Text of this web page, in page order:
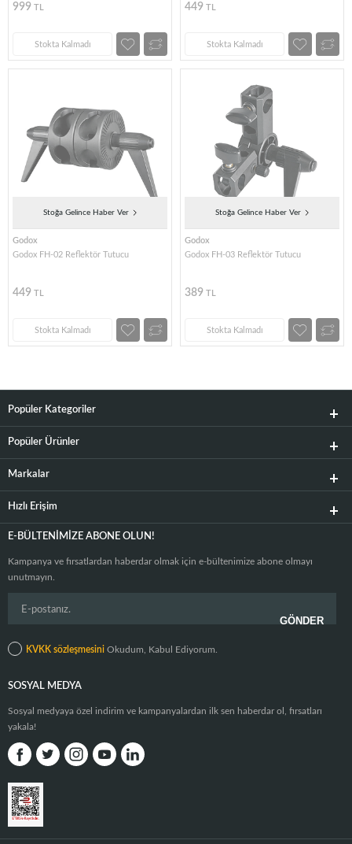
999 TL
Stokta Kalmadı
449 TL
Stokta Kalmadı
Stoğa Gelince Haber Ver
Godox
Godox FH-02 Reflektör Tutucu
449 TL
Stokta Kalmadı
Stoğa Gelince Haber Ver
Godox
Godox FH-03 Reflektör Tutucu
389 TL
Stokta Kalmadı
Popüler Kategoriler
Popüler Ürünler
Markalar
Hızlı Erişim
E-BÜLTENIMIZE ABONE OLUN!
Kampanya ve fırsatlardan haberdar olmak için e-bültenimize abone olmayı
unutmayın.
KVKK sözleşmesini Okudum, Kabul Ediyorum.
SOSYAL MEDYA
Sosyal medyaya özel indirim ve kampanyalardan ilk sen haberdar ol, fırsatları
yakala!